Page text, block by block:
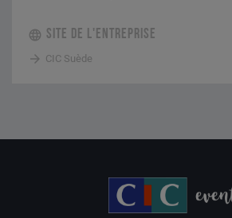
SITE DE L'ENTREPRISE
CIC Suède